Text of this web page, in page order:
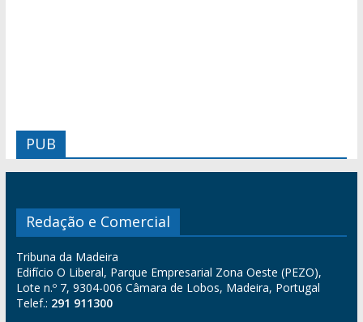
PUB
Redação e Comercial
Tribuna da Madeira
Edifício O Liberal, Parque Empresarial Zona Oeste (PEZO),
Lote n.º 7, 9304-006 Câmara de Lobos, Madeira, Portugal
Telef.: 291 911300